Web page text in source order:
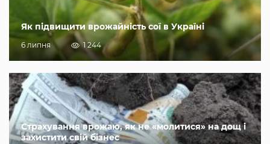
Як підвищити врожайність сої в Україні
6 липня 1 244
Страхування врожаю, як не «молитися» на дощ і
захистити свій бізнес